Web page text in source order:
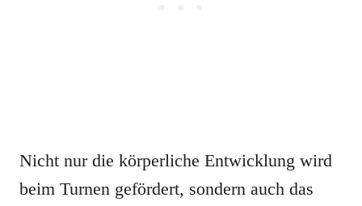
Nicht nur die körperliche Entwicklung wird
beim Turnen gefördert, sondern auch das